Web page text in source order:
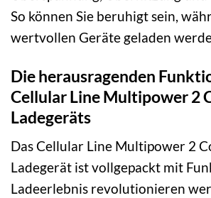
So können Sie beruhigt sein,
wertvollen Geräte geladen
Die herausragenden
Cellular Line Multipower 2
Ladegeräts
Das Cellular Line Multipower 2
Ladegerät ist vollgepackt mit
Ladeerlebnis revolutionieren